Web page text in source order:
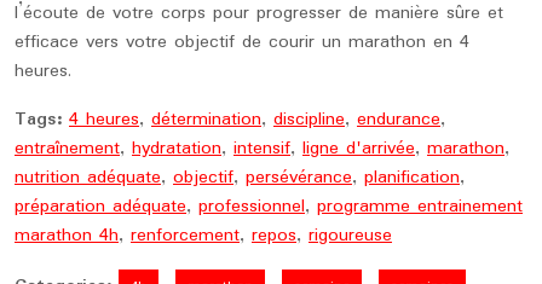
l’écoute de votre corps pour progresser de manière sûre et
efficace vers votre objectif de courir un marathon en 4
heures.
Tags: 4 heures, détermination, discipline, endurance,
entraînement, hydratation, intensif, ligne d'arrivée, marathon,
nutrition adéquate, objectif, persévérance, planification,
préparation adéquate, professionnel, programme entrainement
marathon 4h, renforcement, repos, rigoureuse